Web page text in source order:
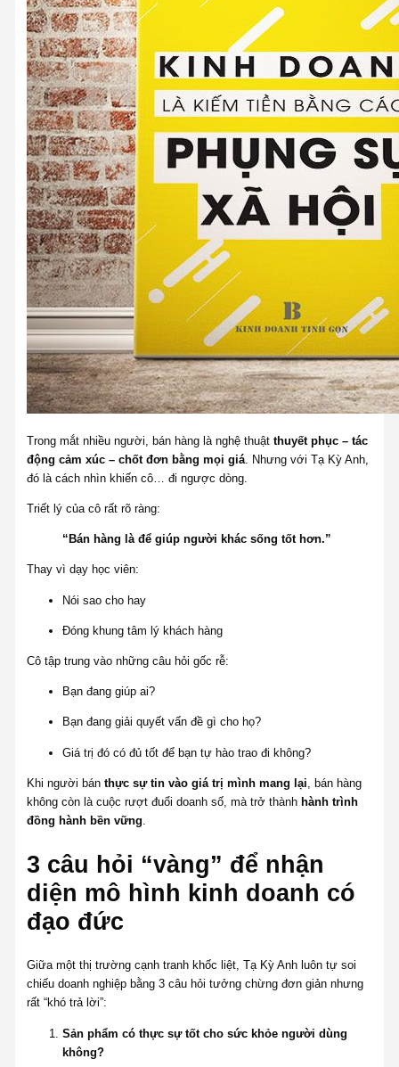
Trong mắt nhiều người, bán hàng là nghệ thuậtthuyết phục – tác
động cảm xúc – chốt đơn bằng mọi giá . Nhưng với Tạ Kỳ Anh,
đó là cách nhìn khiến cô… đi ngược dòng.
Triết lý của cô rất rõ ràng:
“Bán hàng là để giúp người khác sống tốt hơn.”
Thay vì dạy học viên:
Nói sao cho hay
Đóng khung tâm lý khách hàng
Cô tập trung vào những câu hỏi gốc rễ:
Bạn đang giúp ai?
Bạn đang giải quyết vấn đề gì cho họ?
Giá trị đó có đủ tốt để bạn tự hào trao đi không?
Khi người bánthực sự tin vào giá trị mình mang lại , bán hàng
không còn là cuộc rượt đuổi doanh số, mà trở thành hành trình
đồng hành bền vững
3 câu hỏi “vàng” để nhận
diện mô hình kinh doanh có
đạo đức
Giữa một thị trường cạnh tranh khốc liệt, Tạ Kỳ Anh luôn tự soi
chiếu doanh nghiệp bằng 3 câu hỏi tưởng chừng đơn giản nhưng
rất “khó trả lời”:
Sản phẩm có thực sự tốt cho sức khỏe người dùng
không?